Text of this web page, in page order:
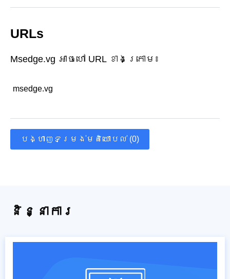
URLs
Msedge.vg អាចហៅ URL ខាងក្រោម៖
msedge.vg
បង្ហាញទម្រង់មតិយោបល់ (0)
និន្នាការ